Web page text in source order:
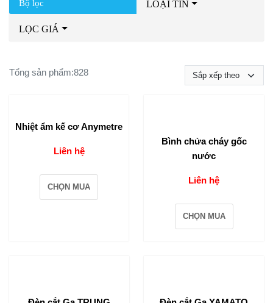
Bộ lọc LOẠI TIN
LỌC GIÁ
Tổng sản phẩm:828
Nhiệt ẩm kế cơ Anymetre
Liên hệ
CHỌN MUA
Bình chửa cháy gốc
nước
Liên hệ
CHỌN MUA